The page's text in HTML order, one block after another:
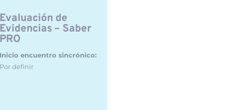
Evaluación de
Evidencias – Saber
PRO
Inicio encuentro sincrónico:
Por definir